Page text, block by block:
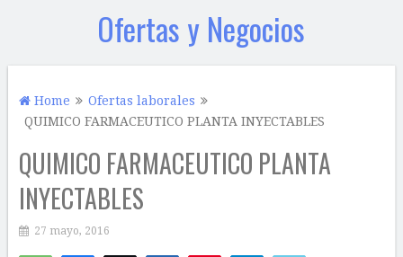
Ofertas y Negocios
Home
Ofertas laborales
QUIMICO FARMACEUTICO PLANTA INYECTABLES
QUIMICO FARMACEUTICO PLANTA
INYECTABLES
27 mayo, 2016